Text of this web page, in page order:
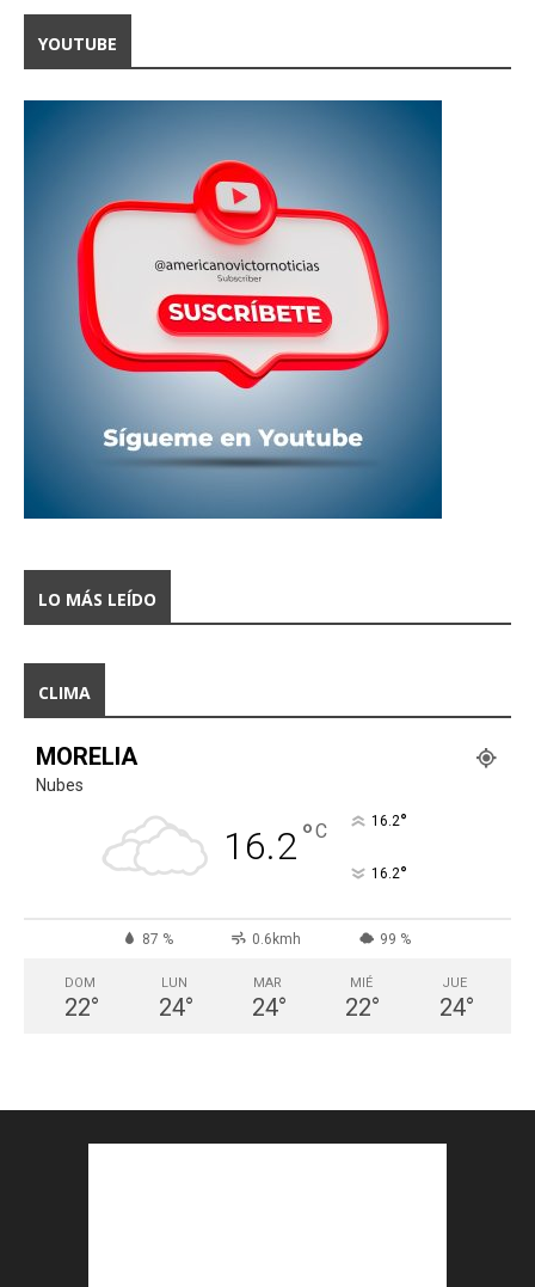
YOUTUBE
LO MÁS LEÍDO
CLIMA
MORELIA
Nubes
16.2°C 16.2°
16.2°
87 % 0.6kmh 99 %
DOM
22°
LUN
24°
MAR
24°
MIÉ
22°
JUE
24°